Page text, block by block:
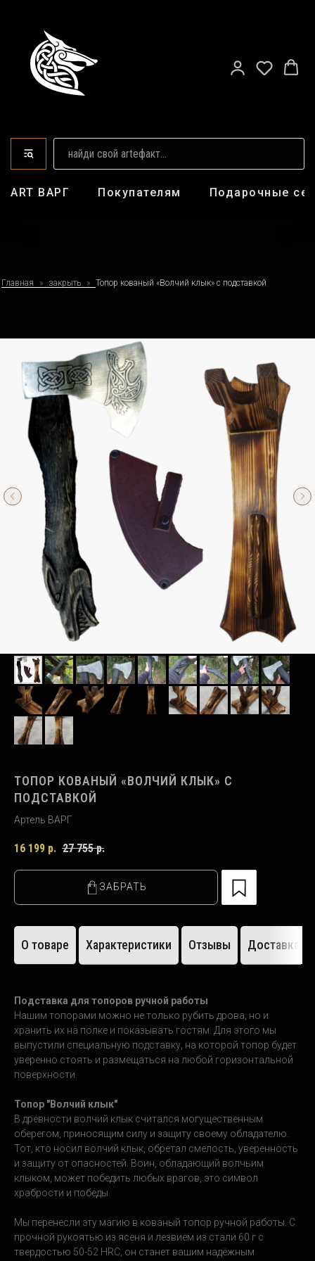
ART ВАРГ Покупателям Подарочные
Главная закрыть Топор кованый «Волчий клык» с подставкой
ТОПОР КОВАНЫЙ «ВОЛЧИЙ КЛЫК» С
ПОДСТАВКОЙ
Артель ВАРГ
16 199 р. 27 755 р.
ЗАБРАТЬ
О товаре Характеристики Отзывы Доставка
Подставка для топоров ручной работы
Нашим топорами можно не только рубить дрова, но и
хранить их на полке и показывать гостям. Для этого мы
выпустили специальную подставку, на которой топор будет
уверенно стоять и размещаться на любой горизонтальной
поверхности.
Топор "Волчий клык"
В древности волчий клык считался могущественным
оберегом, приносящим силу и защиту своему обладателю.
Тот, кто носил волчий клык, обретал смелость, уверенность
и защиту от опасностей. Воин, обладающий волчьим
клыком, может победить любых врагов, это символ
храбрости и победы.
Мы перенесли эту магию в кованый топор ручной работы. С
прочной рукоятью из ясеня и лезвием из стали 60 г с
твердостью 50-52 HRC, он станет вашим надёжным